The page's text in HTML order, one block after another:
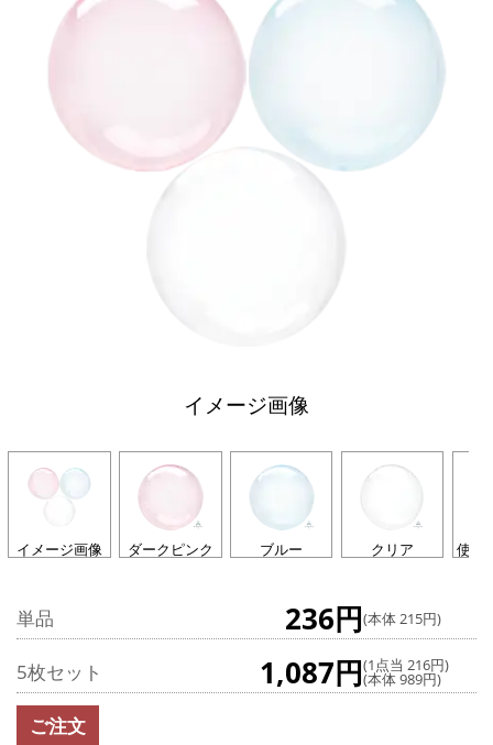
イメージ画像
イメージ画像 ダークピンク ブルー クリア 使用
単品 236円(本体 215円)
5枚セット 1,087円(1点当 216円)
(本体 989円)
ご注文